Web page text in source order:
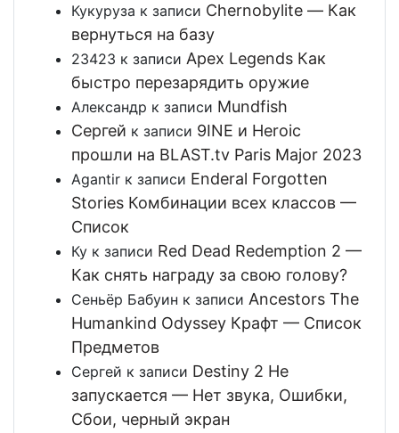
Кукуруза к записи Chernobylite — Как
вернуться на базу
23423 к записи Apex Legends Как
быстро перезарядить оружие
Александр к записи Mundfish
Сергей к записи 9INE и Heroic
прошли на BLAST.tv Paris Major 2023
Agantir к записи Enderal Forgotten
Stories Комбинации всех классов —
Список
Ку к записи Red Dead Redemption 2 —
Как снять награду за свою голову?
Сеньёр Бабуин к записи Ancestors The
Humankind Odyssey Крафт — Список
Предметов
Сергей к записи Destiny 2 Не
запускается — Нет звука, Ошибки,
Сбои, черный экран